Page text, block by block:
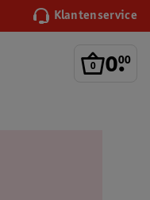
Klantenservice
0.
00